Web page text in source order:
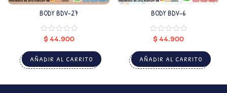
BODY BDV-27
$44.900
AÑADIR AL CARRITO
BODY BDV-6
$44.900
AÑADIR AL CARRITO